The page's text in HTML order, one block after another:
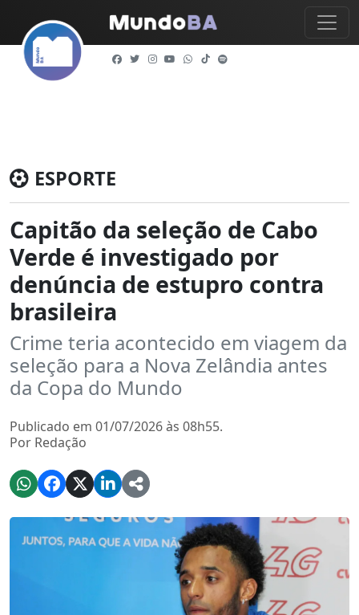
ESPORTE
Capitão da seleção de Cabo
Verde é investigado por
denúncia de estupro contra
brasileira
Crime teria acontecido em viagem da
seleção para a Nova Zelândia antes
da Copa do Mundo
Publicado em 01/07/2026 às 08h55.
Por Redação